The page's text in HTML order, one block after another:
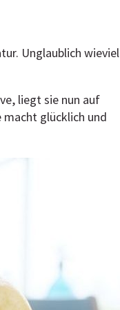
Unglaublich wieviel
liegt sie nun auf
macht glücklich und